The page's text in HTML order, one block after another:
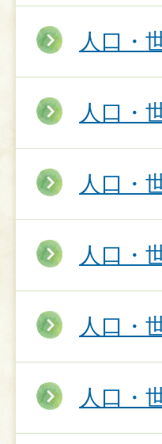
人口・
人口・
人口・
人口・
人口・
人口・